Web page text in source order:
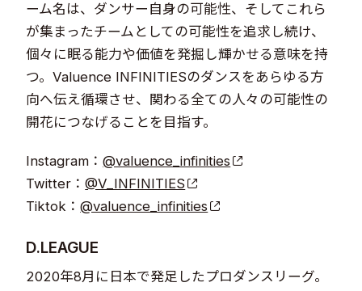
ーム名は、ダンサー自身の可能性、そしてこれら
が集まったチームとしての可能性を追求し続け、
個々に眠る能力や価値を発掘し輝かせる意味を持
つ。Valuence INFINITIESのダンスをあらゆる方
向へ伝え循環させ、関わる全ての人々の可能性の
開花につなげることを目指す。
Instagram：@valuence_infinities
Twitter：@V_INFINITIES
Tiktok：@valuence_infinities
D.LEAGUE
2020年8月に日本で発足したプロダンスリーグ。